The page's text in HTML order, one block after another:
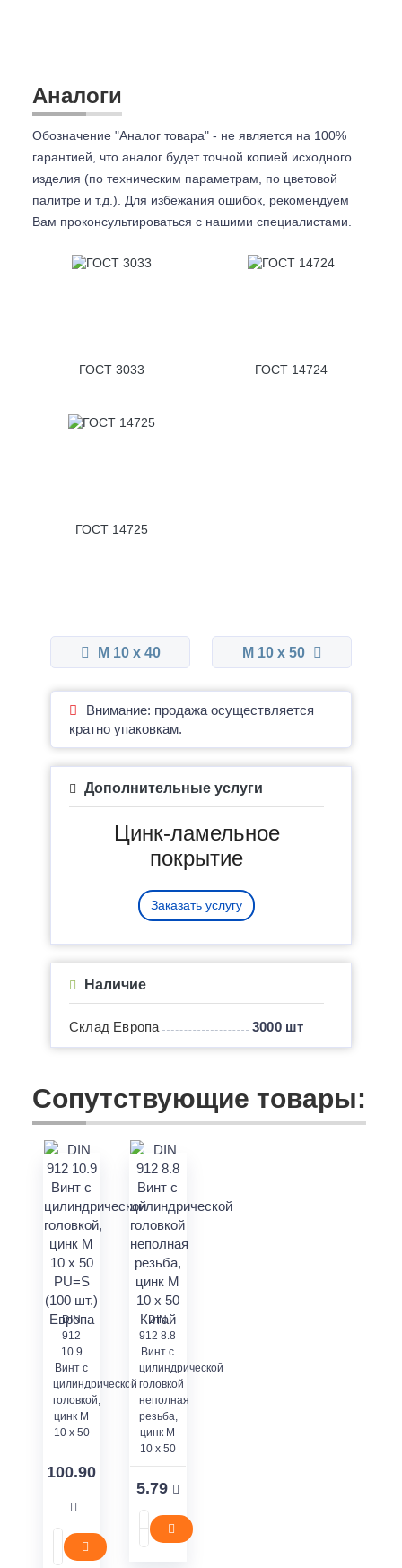
Аналоги
Обозначение "Аналог товара" - не является на 100%
гарантией, что аналог будет точной копией исходного
изделия (по техническим параметрам, по цветовой
палитре и т.д.). Для избежания ошибок, рекомендуем
Вам проконсультироваться с нашими специалистами.
ГОСТ 3033 ГОСТ 14724
ГОСТ 14725
М 10 x 40 М 10 x 50
Внимание: продажа осуществляется
кратно упаковкам.
Дополнительные услуги
Цинк-ламельное
покрытие
Заказать услугу
Наличие
Склад Европа 3000 шт
Сопутствующие товары:
DIN
912
10.9
Винт с
цилиндрической
головкой,
цинк M
10 x 50
100.90
DIN
912 8.8
Винт с
цилиндрической
головкой
неполная
резьба,
цинк M
10 x 50
5.79